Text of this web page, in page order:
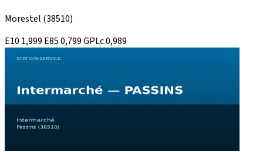
Morestel (38510)
E10 1,999 E850,799GPLc0,989